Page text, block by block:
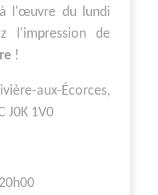
l'œuvre du lundi
l'impression de
!
aux-Écorces,
J0K 1V0